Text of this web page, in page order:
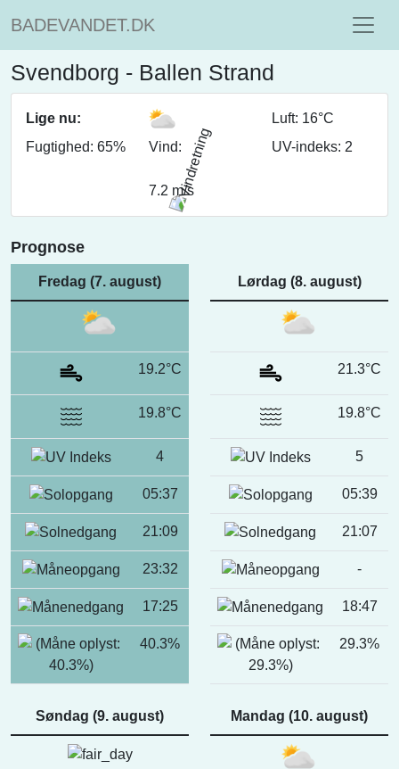
BADEVANDET.DK
Svendborg - Ballen Strand
Lige nu:
Luft: 16°C
Fugtighed: 65%
Vind:
7.2 m/s
UV-indeks: 2
Prognose
Fredag (7. august)
19.2°C
19.8°C
4
05:37
21:09
23:32
17:25
40.3%
Lørdag (8. august)
21.3°C
19.8°C
5
05:39
21:07
-
18:47
29.3%
Søndag (9. august) Mandag (10. august)